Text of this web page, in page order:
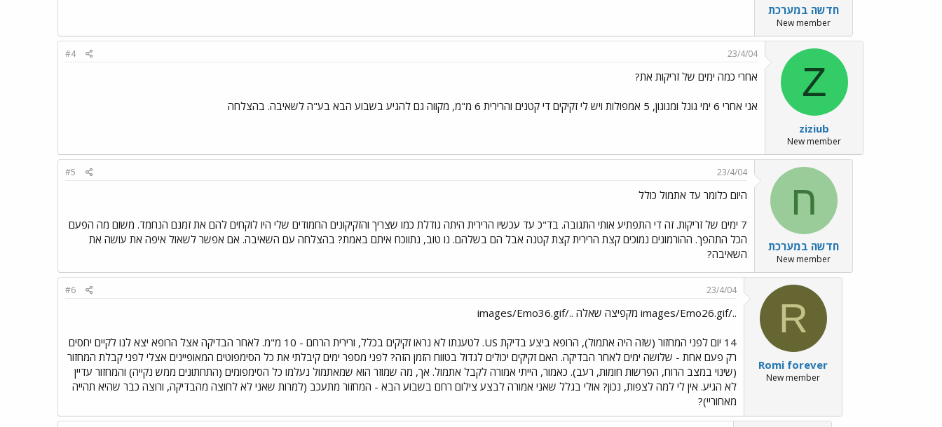
חדשה במערכת
New member
Z
ziziub
New member
23/4/04
#4
אחרי כמה ימים של זריקות את?
אני אחרי 6 ימי גונל ומנוגון, 5 אמפולות ויש לי זקיקים די קטנים והרירית 6 מ"מ, מקווה גם להגיע בשבוע הבא בע"ה לשאיבה. בהצלחה
ח
חדשה במערכת
New member
23/4/04
#5
היום כלומר עד אתמול כולל
7 ימים של זריקות. זה די התפתיע אותי התגובה. בד"כ עד עכשיו הרירית היתה גודלת כמו שצריך והזקיקונים החמודים שלי היו לוקחים להם את זמנם הנחמד. משום מה הפעם
הכל התהפך. ההורמונים נמוכים קצת הרירית קצת קטנה אבל הם בשלהם. נו טוב, נתווכח איתם באמת? בהצלחה עם השאיבה. אם אפשר לשאול איפה את עושה את
השאיבה?
R
Romi forever
New member
23/4/04
#6
../images/Emo26.gif מקפיצה שאלה ../images/Emo36.gif
14 יום לפני המחזור (שזה היה אתמול), הרופא ביצע בדיקת US. לטענתו לא נראו זקיקים בכלל, ורירית הרחם - 10 מ"מ. לאחר הבדיקה אצל הרופא יצא לנו לקיים יחסים
רק פעם אחת - שלושה ימים לאחר הבדיקה. האם זקיקים יכולים לגדול בטווח הזמן הזה? לפני מספר ימים קיבלתי את כל הסימפוטים המאופיינים אצלי לפני קבלת המחזור
(שינוי במצב הרוח, הפרשות חומות, רעב). כאמור, הייתי אמורה לקבל אתמול. אך, מה שמוזר הוא שמאתמול נעלמו כל הסימפומים (התחתונים ממש נקייה) והמחזור עדיין
לא הגיע. אין לי למה לצפות, נכון? אולי בגלל שאני אמורה לבצע צילום רחם בשבוע הבא - המחזור מתעכב (למרות שאני לא לחוצה מהבדיקה, ורוצה כבר שהיא תהייה
מאחוריי)?